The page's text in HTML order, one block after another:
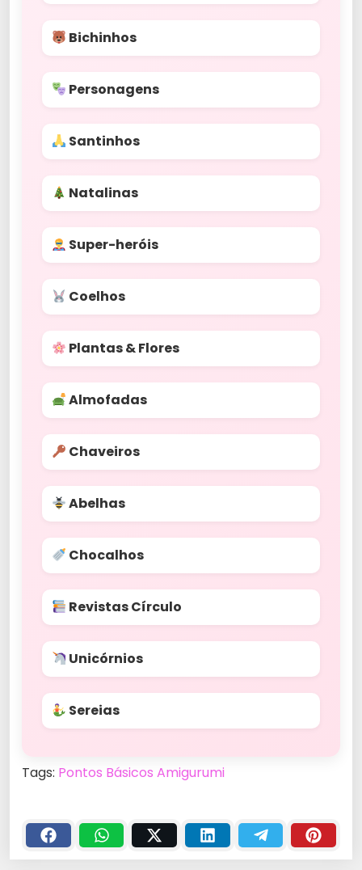
Bichinhos
Personagens
Santinhos
Natalinas
Super-heróis
Coelhos
Plantas & Flores
Almofadas
Chaveiros
Abelhas
Chocalhos
Revistas Círculo
Unicórnios
Sereias
Tags: Pontos Básicos Amigurumi